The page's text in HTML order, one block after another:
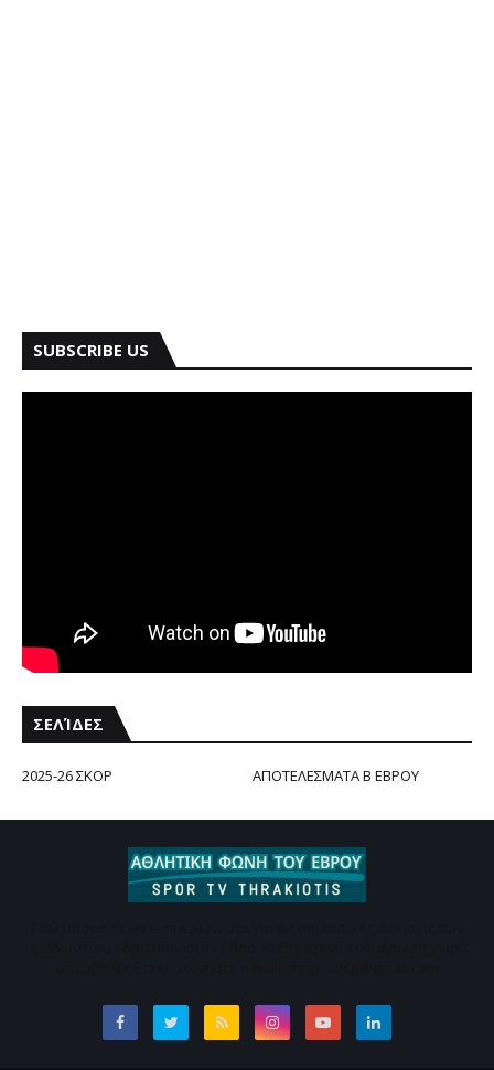
SUBSCRIBE US
ΣΕΛΊΔΕΣ
2025-26 ΣΚΟΡ ΑΠΟΤΕΛΕΣΜΑΤΑ Β ΕΒΡΟΥ